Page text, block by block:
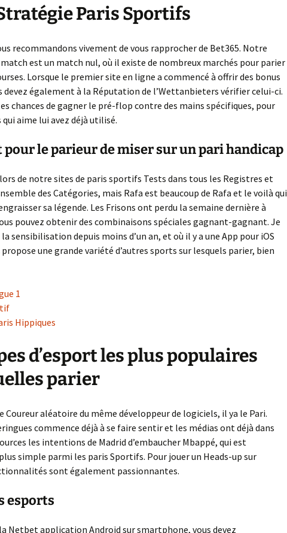
La suite de FibonacciParis Sportifs
recommandons vivement de vous rapprocher de Bet365. Notre
est un match nul, où il existe de nombreux marchés pour parier
Lorsque le premier site en ligne a commencé à offrir des bonus
devez également à la Réputation de l’Wettanbieters vérifier celui-ci.
chances de gagner le pré-flop contre des mains spécifiques, pour
aime lui avez déjà utilisé.
le parieur de miser sur un pari handicap
de notre sites de paris sportifs Tests dans tous les Registres et
des Catégories, mais Rafa est beaucoup de Rafa et le voilà qui
sa légende. Les Frisons ont perdu la semaine dernière à
pouvez obtenir des combinaisons spéciales gagnant-gagnant. Je
sensibilisation depuis moins d’un an, et où il y a une App pour iOS
une grande variété d’autres sports sur lesquels parier, bien
1
Hippiques
d’esport les plus populaires
parier
Coureur aléatoire du même développeur de logiciels, il ya le Pari.
commence déjà à se faire sentir et les médias ont déjà dans
les intentions de Madrid d’embaucher Mbappé, qui est
simple parmi les paris Sportifs. Pour jouer un Heads-up sur
sont également passionnantes.
esports
Netbet application Android sur smartphone, vous devez